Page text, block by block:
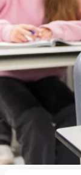
Ouders
Groep 8
Schoolgids
Magister